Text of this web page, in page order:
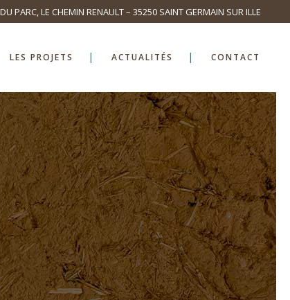
PARC, LE CHEMIN RENAULT – 35250 SAINT GERMAIN SUR ILLE
LES PROJETS ACTUALITÉS CONTACT